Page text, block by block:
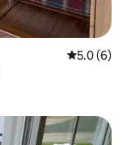
5.0 (6)